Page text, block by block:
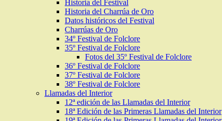
Historia del Festival
Historia del Charrúa de Oro
Datos históricos del Festival
Charrúas de Oro
34º Festival de Folclore
35º Festival de Folclore
Fotos del 35º Festival de Folclore
36º Festival de Folclore
37º Festival de Folclore
38º Festival de Folclore
Llamadas del Interior
12ª edición de las Llamadas del Interior
18ª Edición de las Primeras Llamadas del Interior